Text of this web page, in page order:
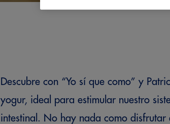
Descubre con “Yo sí que como” y
yogur, ideal para estimular nuestro
intestinal. No hay nada como